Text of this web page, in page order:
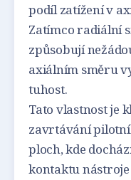
podíl zatížení v
Zatímco radiální
způsobují
axiálním směru
tuhost.
Tato vlastnost je
zavrtávání
ploch, kde
kontaktu